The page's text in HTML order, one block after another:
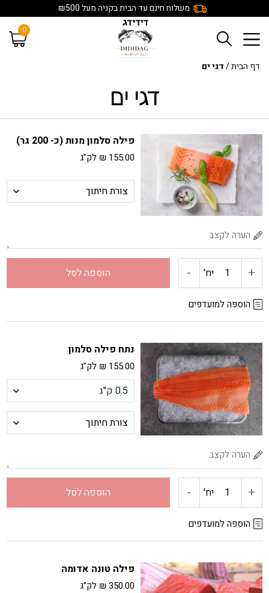
משלוח חינם עד הבית בקניה מעל ₪500
0
דף הבית/דגי ים
דגי ים
פילה סלמון מנות (כ- 200 גר)
₪ 155.00 לק"ג
+ כמות
של
סלמון
מנות
(כ-
גר)
יח' - הוספה לסל
הוספה למועדפים
נתח פילה סלמון
₪ 155.00 לק"ג
+ כמות
של
פילה
יח' - הוספה לסל
הוספה למועדפים
פילה טונה אדומה
₪350.00 לק"ג